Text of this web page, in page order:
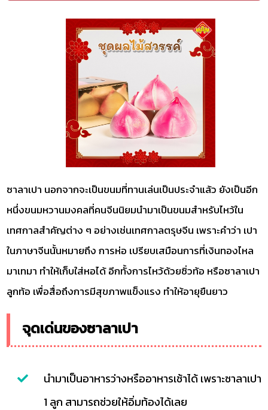
ซาลาเปา นอกจากจะเป็นขนมที่ทานเล่นเป็นประจำแล้ว ยังเป็นอีก
หนึ่งขนมหวานมงคลที่คนจีนนิยมนำมาเป็นขนมสำหรับไหว้ใน
เทศกาลสำคัญต่าง ๆ อย่างเช่นเทศกาลตรุษจีน เพราะคำว่า เปา
ในภาษาจีนนั้นหมายถึง การห่อ เปรียบเสมือนการที่เงินทองไหล
มาเทมา ทำให้เก็บใส่หอได้ อีกทั้งการไหว้ด้วยซิ่วท้อ หรือซาลาเปา
ลูกท้อ เพื่อสื่อถึงการมีสุขภาพแข็งแรง ทำให้อายุยืนยาว
จุดเด่นของซาลาเปา
นำมาเป็นอาหารว่างหรืออาหารเช้าได้ เพราะซาลาเปา
1 ลูก สามารถช่วยให้อิ่มท้องได้เลย